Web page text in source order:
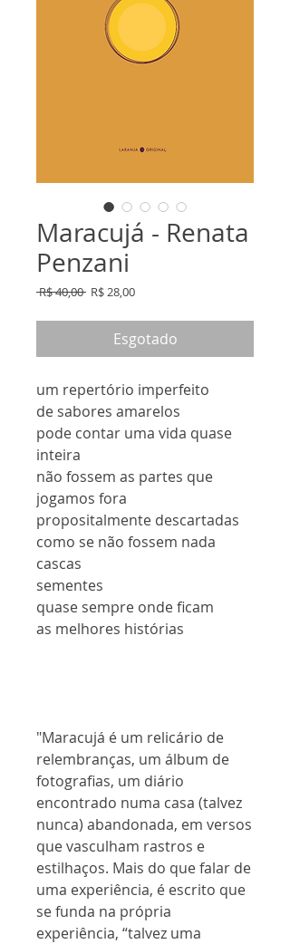
Maracujá - Renata
Penzani
R$ 40,00 Preço
R$ 28,00Preço
Esgotado
um repertório imperfeito
de sabores amarelos
pode contar uma vida quase
inteira
não fossem as partes que
jogamos fora
propositalmente descartadas
como se não fossem nada
cascas
sementes
quase sempre onde ficam
as melhores histórias
"Maracujá é um relicário de
relembranças, um álbum de
fotografias, um diário
encontrado numa casa (talvez
nunca) abandonada, em versos
que vasculham rastros e
estilhaços. Mais do que falar de
uma experiência, é escrito que
se funda na própria
experiência, “talvez uma